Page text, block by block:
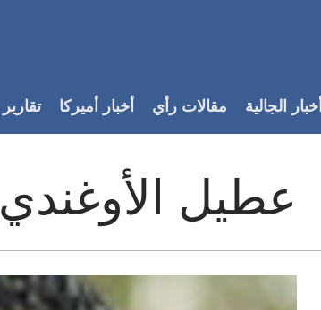
أخبار الجالية مقالات رأي أخبار أميركا تقارير
عطيل الأوغندي